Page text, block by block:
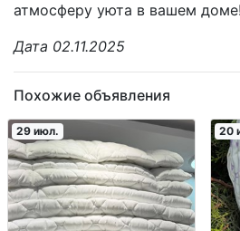
атмосферу уюта в вашем
Дата 02.11.2025
Похожие объявления
29 июл. 20